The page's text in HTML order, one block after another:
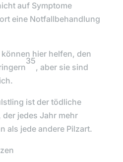
auf Symptome
eine Notfallbehandlung
hier helfen, den
35
, aber sie sind
ist der tödliche
der jedes Jahr mehr
als jede andere Pilzart.